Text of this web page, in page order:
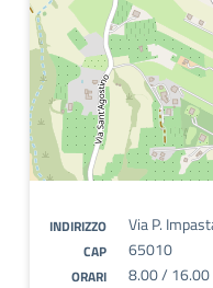
INDIRIZZO Via P.
CAP 65010
ORARI 8.00 / 16.00